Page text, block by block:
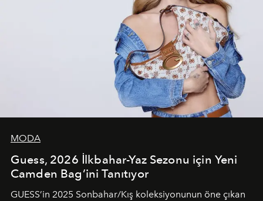
MODA
Guess, 2026 İlkbahar-Yaz Sezonu için Yeni
Camden Bag’ini Tanıtıyor
GUESS’in 2025 Sonbahar/Kış koleksiyonunun öne çıkan